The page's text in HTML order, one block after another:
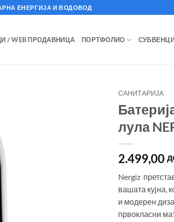
ЕНЕРГИЈА И ВОДОВОД
/ WEB ПРОДАВНИЦА ПОРТФОЛИО
САНИТАРИЈА
лула
2.499,00
Nergiz
вашата кујна,
и модерен
првокласни